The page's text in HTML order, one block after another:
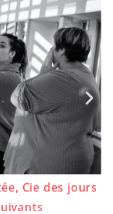
Cie des jours